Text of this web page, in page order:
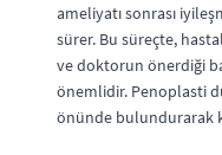
ameliyatı sonrası
sürer. Bu süreçte,
ve doktorun önerdiği
önemlidir. Penoplasti
önünde bulundurarak